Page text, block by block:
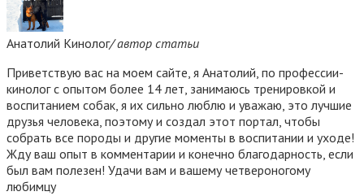
Анатолий Кинолог/ автор статьи
Приветствую вас на моем сайте, я Анатолий, по профессии-
кинолог с опытом более 14 лет, занимаюсь тренировкой и
воспитанием собак, я их сильно люблю и уважаю, это лучшие
друзья человека, поэтому и создал этот портал, чтобы
собрать все породы и другие моменты в воспитании и уходе!
Жду ваш опыт в комментарии и конечно благодарность, если
был вам полезен! Удачи вам и вашему четвероногому
любимцу